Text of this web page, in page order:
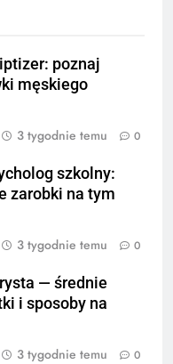
poznaj
męskiego
3 tygodnie temu 0
szkolny:
zarobki na tym
3 tygodnie temu 0
— średnie
i sposoby na
3 tygodnie temu 0